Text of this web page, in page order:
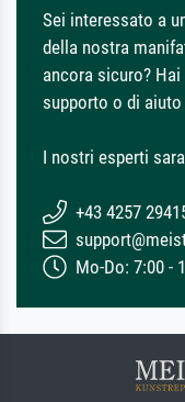
Sei interessato a
della nostra
ancora sicuro?
supporto o di
I nostri esperti
+43 4257
Mo-Do: 7:00 -